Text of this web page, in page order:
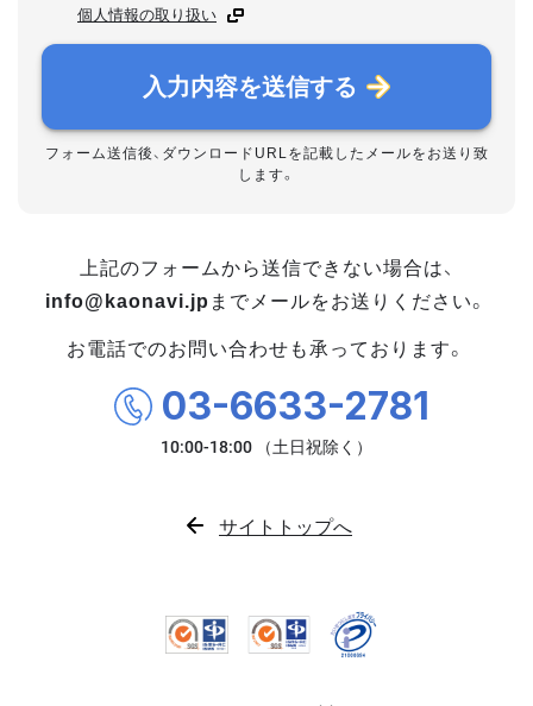
個人情報の取り扱い
入力内容を送信する
フォーム送信後、ダウンロードURLを記載したメールをお送り致
します。
上記のフォームから送信できない場合は、
info@kaonavi.jp までメールをお送りください。
お電話でのお問い合わせも承っております。
03-6633-2781
サイトトップへ